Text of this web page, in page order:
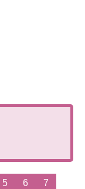
5 6
7